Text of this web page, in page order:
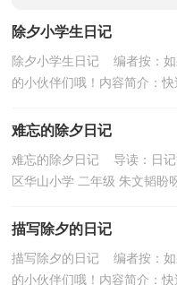
除夕小学生日记
除夕小学生日记 编者按：如
的小伙伴们哦！内容简介：
难忘的除夕日记
难忘的除夕日记 导读：日记
区华山小学 二年级 朱文韬盼
描写除夕的日记
描写除夕的日记 编者按：如
的小伙伴们哦！内容简介：